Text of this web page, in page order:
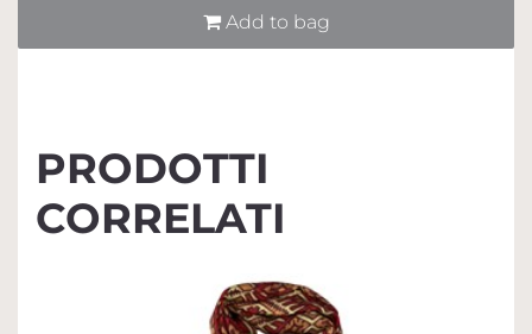
Add to bag
PRODOTTI
CORRELATI